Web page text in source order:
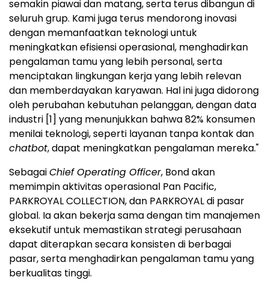
semakin piawai dan matang, serta terus dibangun di
seluruh grup. Kami juga terus mendorong inovasi
dengan memanfaatkan teknologi untuk
meningkatkan efisiensi operasional, menghadirkan
pengalaman tamu yang lebih personal, serta
menciptakan lingkungan kerja yang lebih relevan
dan memberdayakan karyawan. Hal ini juga didorong
oleh perubahan kebutuhan pelanggan, dengan data
industri [1] yang menunjukkan bahwa 82% konsumen
menilai teknologi, seperti layanan tanpa kontak dan
chatbot, dapat meningkatkan pengalaman mereka."
SebagaiChief Operating Officer, Bond akan
memimpin aktivitas operasional Pan Pacific,
PARKROYAL COLLECTION, dan PARKROYAL di pasar
global. Ia akan bekerja sama dengan tim manajemen
eksekutif untuk memastikan strategi perusahaan
dapat diterapkan secara konsisten di berbagai
pasar, serta menghadirkan pengalaman tamu yang
berkualitas tinggi.